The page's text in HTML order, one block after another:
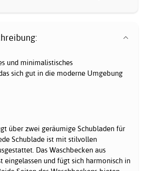
und minimalistisches
sich gut in die moderne Umgebung
über zwei geräumige Schubladen für
Schublade ist mit stilvollen
Das Waschbecken aus
eingelassen und fügt sich harmonisch in